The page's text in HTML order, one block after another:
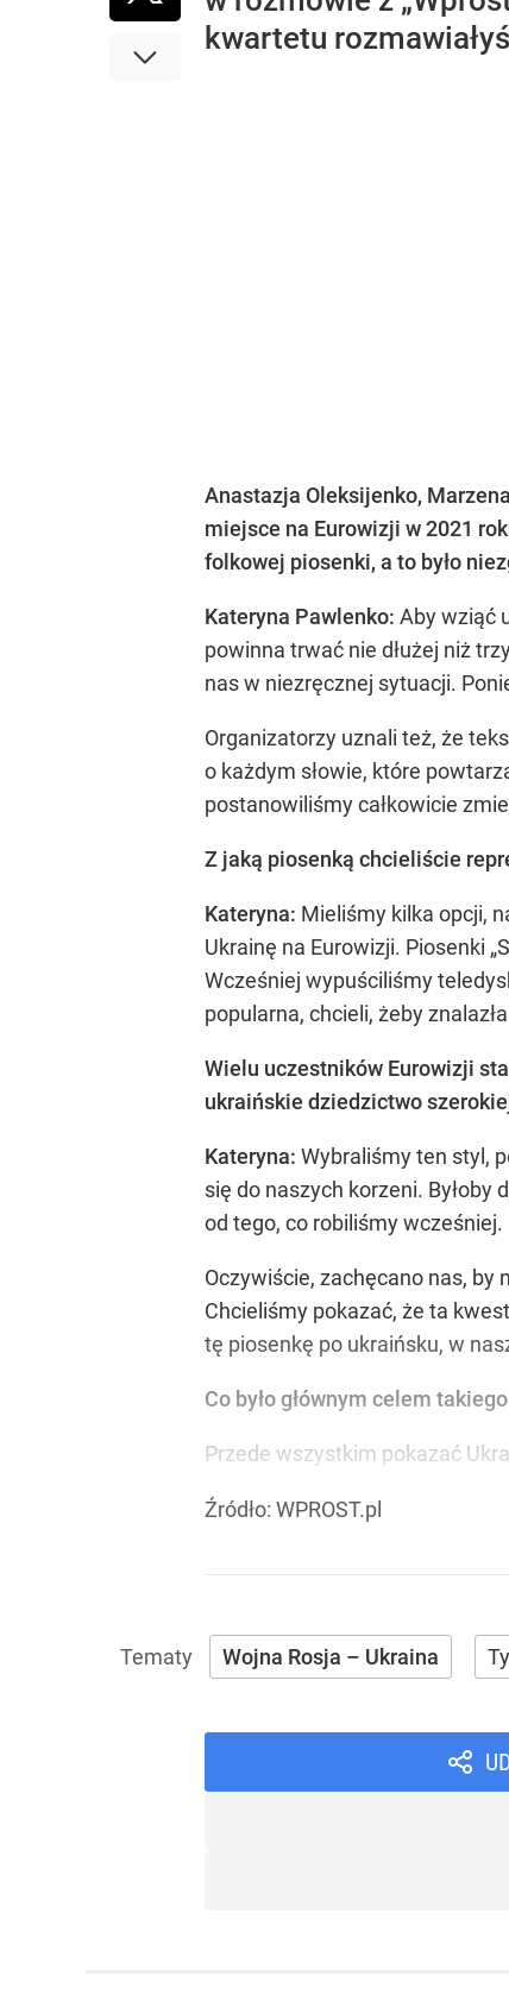
kwartetu
Anastazja Oleksijenko,
miejsce na Eurowizji w 2021
folkowej piosenki, a to było
Kateryna Pawlenko: Aby wziąć
powinna trwać nie dłużej niż
nas w niezręcznej sytuacji.
Organizatorzy uznali też, że
o każdym słowie, które
postanowiliśmy całkowicie
Z jaką piosenką chcieliście
Kateryna: Mieliśmy kilka opcji,
Ukrainę na Eurowizji. Piosenki
Wcześniej wypuściliśmy
popularna, chcieli, żeby
Wielu uczestników Eurowizji
ukraińskie dziedzictwo
Kateryna: Wybraliśmy ten styl,
się do naszych korzeni.
od tego, co robiliśmy wcześniej.
Oczywiście, zachęcano nas,
Chcieliśmy pokazać, że ta
tę piosenkę po ukraińsku, w
Co było głównym celem
Przede wszystkim pokazać
Źródło: WPROST.pl
Wojna Rosja – Ukraina